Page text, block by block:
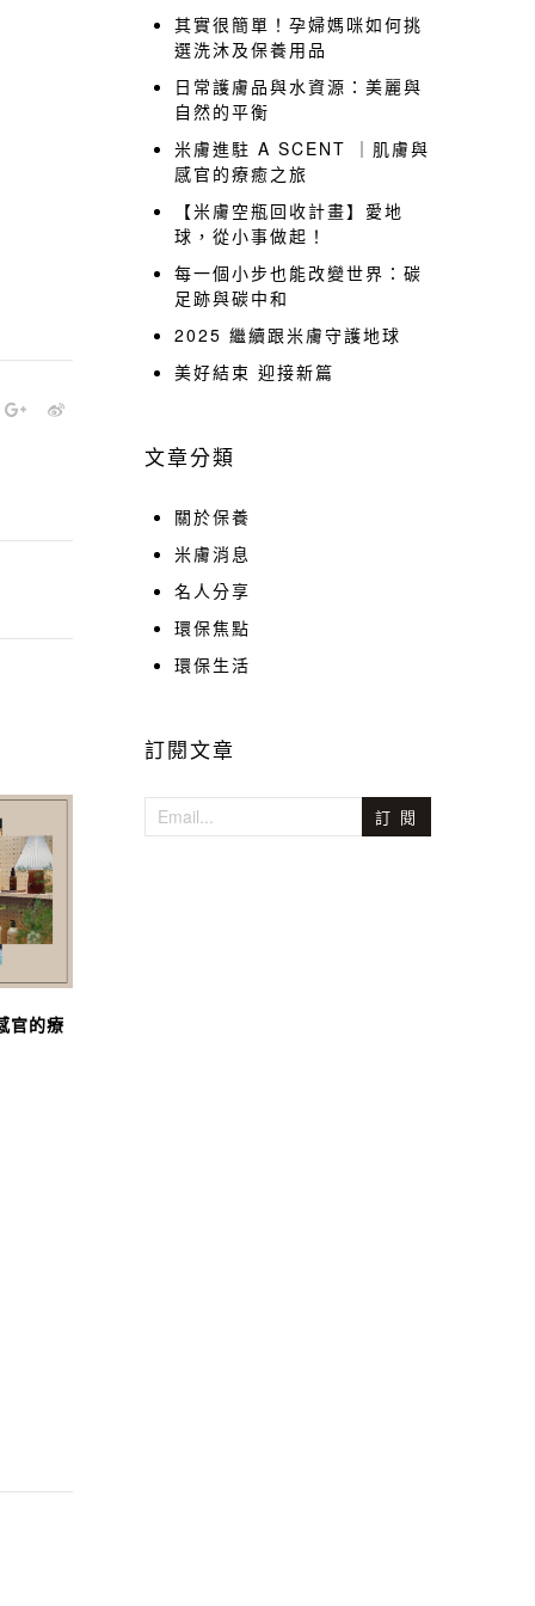
官的療
其實很簡單！孕婦媽咪如何挑
選洗沐及保養用品
日常護膚品與水資源：美麗與
自然的平衡
米膚進駐 A SCENT ｜肌膚與
感官的療癒之旅
【米膚空瓶回收計畫】愛地
球，從小事做起！
每一個小步也能改變世界：碳
足跡與碳中和
2025 繼續跟米膚守護地球
美好結束 迎接新篇
文章分類
關於保養
米膚消息
名人分享
環保焦點
環保生活
訂閱文章
訂 閱